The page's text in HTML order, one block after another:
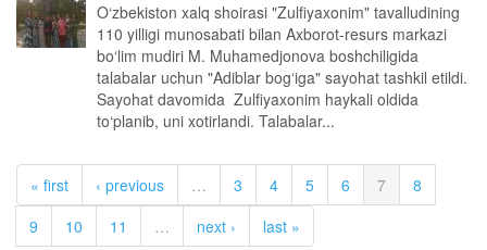
O‘zbekiston xalq shoirasi "Zulfiyaxonim" tavalludining
110 yilligi munosabati bilan Axborot-resurs markazi
bo‘lim mudiri M. Muhamedjonova boshchiligida
talabalar uchun "Adiblar bog‘iga" sayohat tashkil etildi.
Sayohat davomida Zulfiyaxonim haykali oldida
to‘planib, uni xotirlandi. Talabalar...
« first ‹ previous … 3 4 5 6 7
8
9
10 11 … next › last »